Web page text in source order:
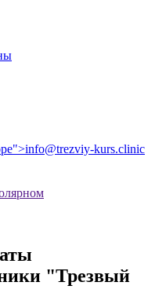
info@trezviy-kurs.clinic
"Трезвый